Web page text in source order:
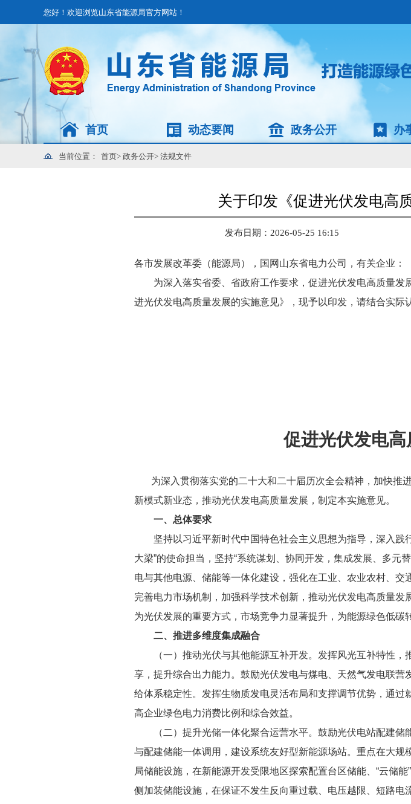
您好！欢迎浏览山东省能源局官方网站！
首页 动态要闻 政务公开 办
当前位置： 首页> 政务公开> 法规文件
关于印发《促进光伏发电高
发布日期：2026-05-25 16:15
各市发展改革委（能源局），国网山东省电力公司，有关企业：
为深入落实省委、省政府工作要求，促进光伏发电高质量
进光伏发电高质量发展的实施意见》，现予以印发，请结合实际
促进光伏发电
为深入贯彻落实党的二十大和二十届历次全会精神，加快推
新模式新业态，推动光伏发电高质量发展，制定本实施意见。
一、总体要求
坚持以习近平新时代中国特色社会主义思想为指导，深入践
大梁”的使命担当，坚持“系统谋划、协同开发，集成发展、多元
电与其他电源、储能等一体化建设，强化在工业、农业农村、
完善电力市场机制，加强科学技术创新，推动光伏发电高质量
为光伏发展的重要方式，市场竞争力显著提升，为能源绿色低碳
二、推进多维度集成融合
（一）推动光伏与其他能源互补开发。发挥风光互补特性
享，提升综合出力能力。鼓励光伏发电与煤电、天然气发电联
给体系稳定性。发挥生物质发电灵活布局和支撑调节优势，通过
高企业绿色电力消费比例和综合效益。
（二）提升光储一体化聚合运营水平。鼓励光伏电站配建
与配建储能一体调用，建设系统友好型新能源场站。重点在大
局储能设施，在新能源开发受限地区探索配置台区储能、“云储
侧加装储能设施，在保证不发生反向重过载、电压越限、短路电